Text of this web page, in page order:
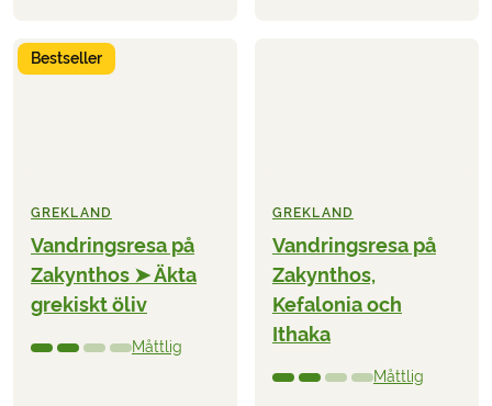
Bestseller
GREKLAND
Vandringsresa på
Zakynthos ➤ Äkta
grekiskt öliv
Måttlig
GREKLAND
Vandringsresa på
Zakynthos,
Kefalonia och
Ithaka
Måttlig